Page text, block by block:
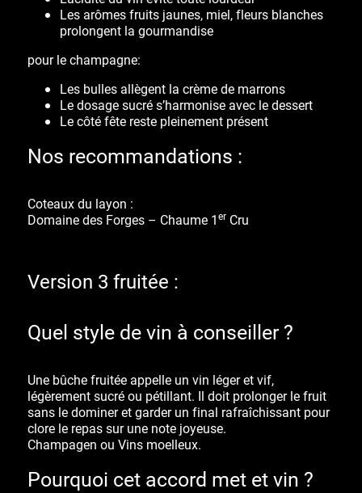
Les arômesfruits jaunes, miel, fleurs blanches
prolongent la gourmandise
pour le champagne:
Les bullesallègent la crème de marrons
Le dosage sucré s’harmonise avec le dessert
Le côtéfêtereste pleinement présent
Nos recommandations :
Coteaux du layon :
Domaine des Forges – Chaume 1erCru
Version 3 fruitée :
Quel style de vin à conseiller ?
Une bûche fruitée appelle un vin léger et vif,
légèrement sucré ou pétillant. Il doit prolonger le fruit
sans le dominer et garder un final rafraîchissant pour
clore le repas sur une note joyeuse.
Champagen ou Vins moelleux.
Pourquoi cet accord met et vin ?